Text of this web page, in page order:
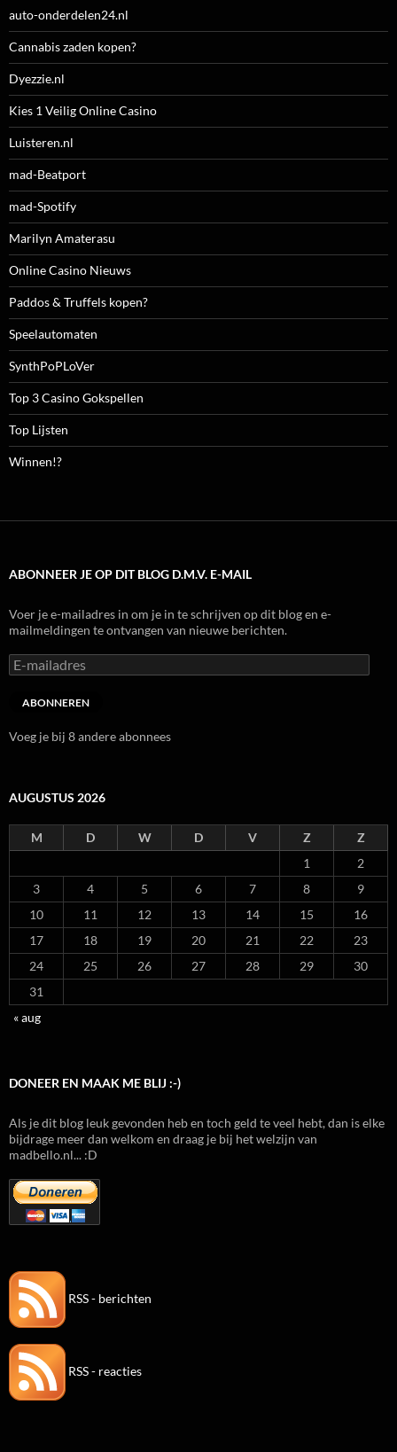
auto-onderdelen24.nl
Cannabis zaden kopen?
Dyezzie.nl
Kies 1 Veilig Online Casino
Luisteren.nl
mad-Beatport
mad-Spotify
Marilyn Amaterasu
Online Casino Nieuws
Paddos & Truffels kopen?
Speelautomaten
SynthPoPLoVer
Top 3 Casino Gokspellen
Top Lijsten
Winnen!?
ABONNEER JE OP DIT BLOG D.M.V. E-MAIL
Voer je e-mailadres in om je in te schrijven op dit blog en e-
mailmeldingen te ontvangen van nieuwe berichten.
E-
mailadres
ABONNEREN
Voeg je bij 8 andere abonnees
AUGUSTUS 2026
M D W D V Z
Z
1
2
3
4 5 6 7 8
9
10
11 12 13 14 15
16
17
18 19 20 21 22
23
24
25 26 27 28 29
30
31
« aug
DONEER EN MAAK ME BLIJ :-)
Als je dit blog leuk gevonden heb en toch geld te veel hebt, dan is elke
bijdrage meer dan welkom en draag je bij het welzijn van
madbello.nl... :D
RSS - berichten
RSS - reacties